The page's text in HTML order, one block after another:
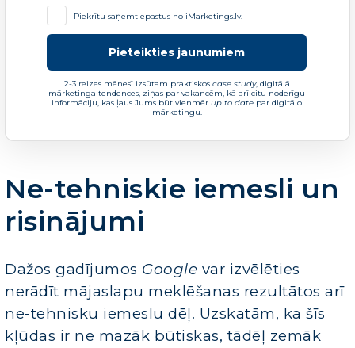
Piekrītu saņemt epastus no iMarketings.lv.
Pieteikties jaunumiem
2-3 reizes mēnesī izsūtam praktiskos case study, digitālā
mārketinga tendences, ziņas par vakancēm, kā arī citu noderīgu
informāciju, kas ļaus Jums būt vienmēr up to date par digitālo
mārketingu.
Ne-tehniskie iemesli un
risinājumi
Dažos gadījumos Google var izvēlēties
nerādīt mājaslapu meklēšanas rezultātos arī
ne-tehnisku iemeslu dēļ. Uzskatām, ka šīs
kļūdas ir ne mazāk būtiskas, tādēļ zemāk